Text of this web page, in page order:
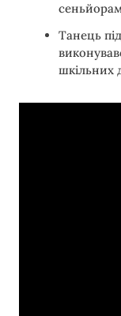
Танець
шкільних